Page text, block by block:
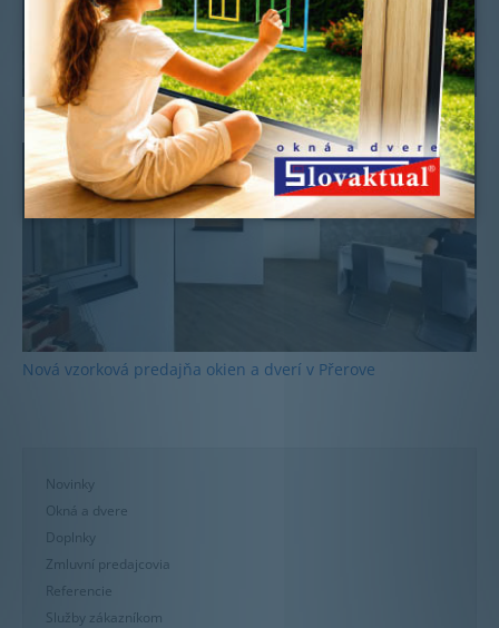
Novootvorená predajňa okien v Námestove
Nová vzorková predajňa okien a dverí v Přerove
Novinky
Okná a dvere
Doplnky
Zmluvní predajcovia
Referencie
Služby zákazníkom